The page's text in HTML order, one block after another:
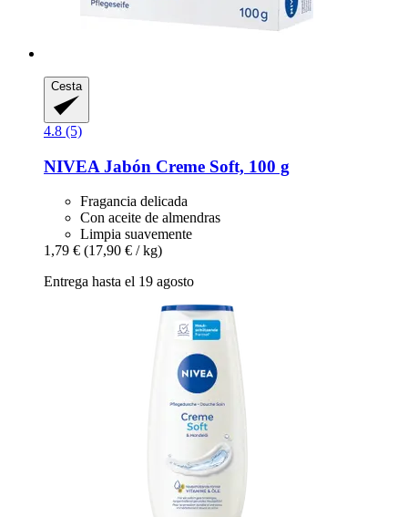
Cesta
4.8 (5)
NIVEA Jabón Creme Soft, 100 g
Fragancia delicada
Con aceite de almendras
Limpia suavemente
1,79 € (17,90 € / kg)
Entrega hasta el 19 agosto